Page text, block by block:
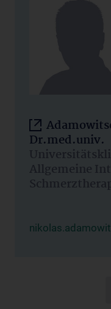
Dr.med.univ.
Allgemeine